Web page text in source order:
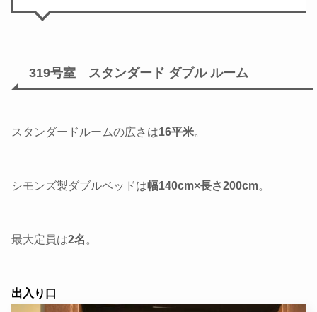
319号室 スタンダード ダブル ルーム
スタンダードルームの広さは16平米。
シモンズ製ダブルベッドは幅140cm×長さ200cm。
最大定員は2名 。
出入り口